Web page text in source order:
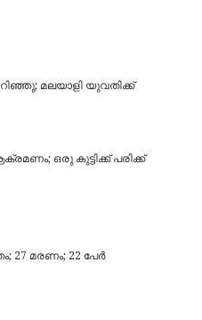
മലയാളി യുവതിക്ക്
ഒരു കുട്ടിക്ക് പരിക്ക്
27 മരണം; 22 പേർ